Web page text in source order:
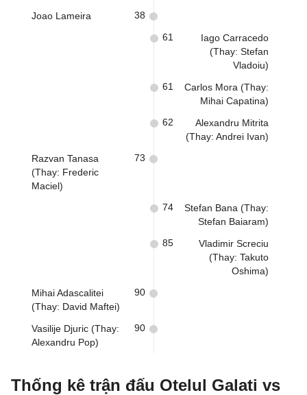
Joao Lameira 38
Iago Carracedo
(Thay: Stefan
Vladoiu)
61
Carlos Mora (Thay:
Mihai Capatina)
61
Alexandru Mitrita
(Thay: Andrei Ivan)
62
Razvan Tanasa
(Thay: Frederic
Maciel)
73
Stefan Bana (Thay:
Stefan Baiaram)
74
Vladimir Screciu
(Thay: Takuto
Oshima)
85
Mihai Adascalitei
(Thay: David Maftei)
90
Vasilije Djuric (Thay:
Alexandru Pop)
90
Thống kê trận đấu Otelul Galati vs